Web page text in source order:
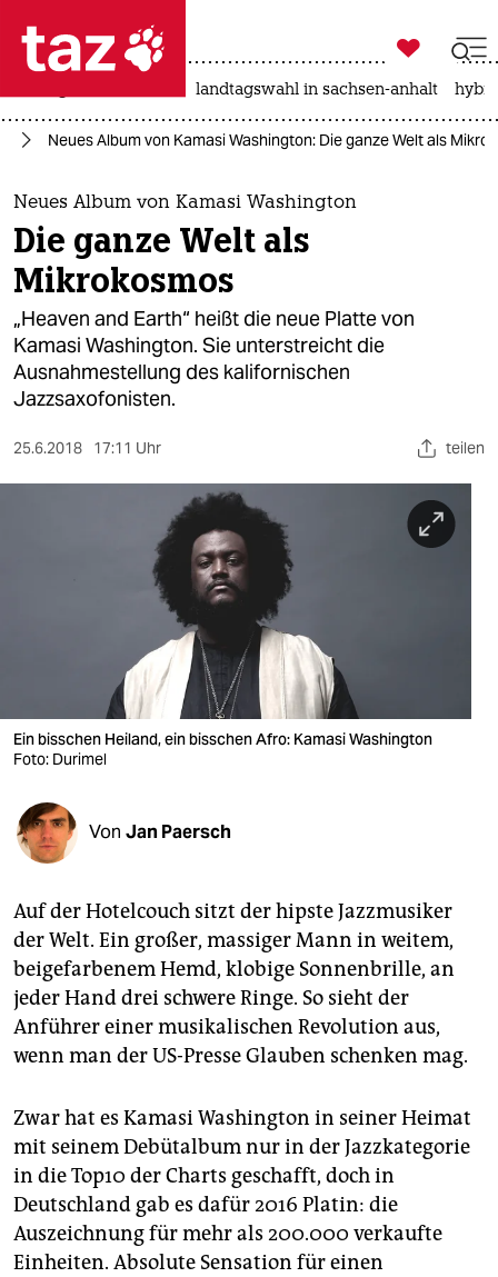
 taz zahl ich
taz zahl ich
themen
politik
öko
gesellschaft
kultur
sport
veranstaltungen
fragen & hilfe
unterstützen
abo
genossenschaft
epaper login

taz zahl ich
landtagswahl in sachsen-anhalt
Neues Album von Kamasi Washington: Die ganze Welt als
Neues Album von Kamasi Washington
Die ganze Welt als
Mikrokosmos
„Heaven and Earth“ heißt die neue Platte von
Kamasi Washington. Sie unterstreicht die
Ausnahmestellung des kalifornischen
Jazzsaxofonisten.
25.6.2018 17:11 Uhr teilen
Ein bisschen Heiland, ein bisschen Afro: Kamasi Washington
Foto: Durimel
Von Jan Paersch
Auf der Hotelcouch sitzt der hipste Jazzmusiker
der Welt. Ein großer, massiger Mann in weitem,
beigefarbenem Hemd, klobige Sonnenbrille, an
jeder Hand drei schwere Ringe. So sieht der
Anführer einer musikalischen Revolution aus,
wenn man der US-Presse Glauben schenken mag.
Zwar hat es Kamasi Washington in seiner Heimat
mit seinem Debütalbum nur in der Jazzkategorie
in die Top10 der Charts geschafft, doch in
Deutschland gab es dafür 2016 Platin: die
Auszeichnung für mehr als 200.000 verkaufte
Einheiten. Absolute Sensation für einen